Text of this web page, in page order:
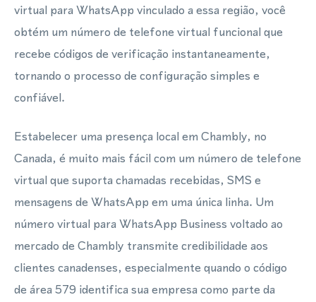
virtual para WhatsApp vinculado a essa região, você
obtém um número de telefone virtual funcional que
recebe códigos de verificação instantaneamente,
tornando o processo de configuração simples e
confiável.
Estabelecer uma presença local em Chambly, no
Canada, é muito mais fácil com um número de telefone
virtual que suporta chamadas recebidas, SMS e
mensagens de WhatsApp em uma única linha. Um
número virtual para WhatsApp Business voltado ao
mercado de Chambly transmite credibilidade aos
clientes canadenses, especialmente quando o código
de área 579 identifica sua empresa como parte da